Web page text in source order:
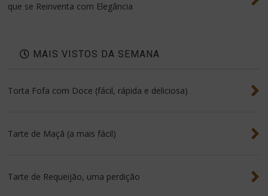
que se Reinventa com Elegância
MAIS VISTOS DA SEMANA
Torta Fofa com Doce (fácil, rápida e deliciosa)
Tarte de Maçã (a mais fácil)
Tarte de Requeijão, uma perdição